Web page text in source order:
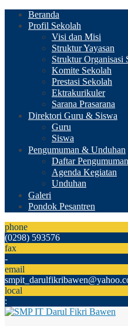
Beranda
Profil Sekolah
Visi dan Misi
Struktur Yayasan
Struktur Organisasi
Komite Sekolah
Prestasi Sekolah
Ektrakurikuler
Sarana Prasarana
Direktori Guru & Siswa
Guru
Siswa
Pengumuman & Unduhan
Daftar Pengumuman
Agenda Kegiatan
Unduhan
Galeri
Pondok Pesantren
phone
(0298) 593576
fax
-
email
local
: